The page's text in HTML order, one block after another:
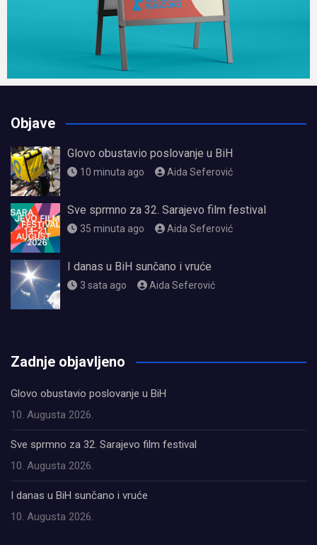
Objave
Glovo obustavio poslovanje u BiH
10 minuta ago Aida Seferović
Sve sprmno za 32. Sarajevo film festival
35 minuta ago Aida Seferović
I danas u BiH sunčano i vruće
3 sata ago Aida Seferović
Zadnje objavljeno
Glovo obustavio poslovanje u BiH
10. Augusta 2026.
Sve sprmno za 32. Sarajevo film festival
10. Augusta 2026.
I danas u BiH sunčano i vruće
10. Augusta 2026.